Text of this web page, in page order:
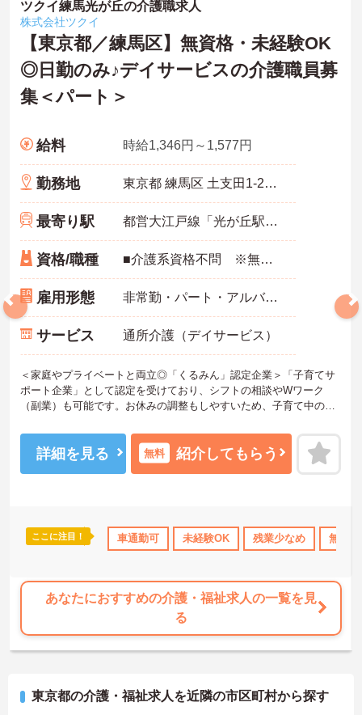
・年間休日124日という業界トップクラスの水準を実現しているため
体力的な負担を抑えて働けます
・産休や育休などの取得実績も豊富なためライフステージが変化し
ても働き続けられる環境です
【専門性を活かして長期的に活躍できる環境】
・個別支援計画の作成や保護者との連絡調整など支援員としての専
ャリアの選択肢が豊富に用意されています
・賞与実績3.6ヶ月分や住宅手当等の充実した待遇があるため将来の
生活を見据えた長期就業が可能です
日勤のみ 年間休日110日以上 ブランクOK 資格取得サポ
ツクイ練馬光が丘の介護職求人
株式会社ツクイ
【東京都／練馬区】無資格・未経験OK
◎日勤のみ♪デイサービスの介護職員募
集＜パート＞
給料 時給1,346円～1,577円
勤務地 東京都 練馬区 土支田1-20-11
最寄り駅 都営大江戸線「光が丘駅」徒歩14分
資格/職種 ■介護系資格不問 ※無資格者:入社半年以内に会社負担で認知症介護基礎研修受講 ■経験不問
雇用形態 非常勤・パート・アルバイト
サービス 通所介護（デイサービス）
＜家庭やプライベートと両立◎「くるみん」認定企業＞「子育てサ
ポート企業」として認定を受けており、シフトの相談やWワーク
（副業）も可能です。お休みの調整もしやすいため、子育て中の方
心のデイサービスなので生活リズムも整えやすく、プライベートな
時間もしっかり確保できる働きやすい職場です。
＜ありがとう」が嬉しい！工夫とアイデアが活きる仕事＞食事や入
がとう」と感謝の言葉をいただけたり、信頼関係が深まっていく喜
びを感じられるのが大きなやりがいです。介護度が比較的高くない
詳細を見る 無料 紹介してもらう
ここに注目！ 車通勤可 未経験OK 残業少なめ 無資
あなたにおすすめの介護・福祉求人の一覧を見
る
東京都の介護・福祉求人を近隣の市区町村から探す